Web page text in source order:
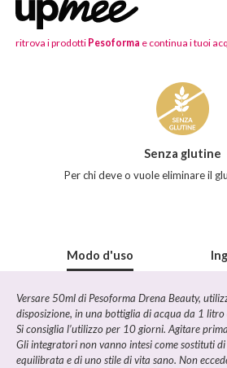
ritrova i prodotti Pesoforma e continua i tuoi
Caratteristiche
Senza glutine
Per chi deve o vuole eliminare il
Modo d'uso
Versare 50ml di Pesoforma Drena Beauty,
disposizione, in una bottiglia di acqua da 1
Si consiglia l’utilizzo per 10 giorni. Agitare
Gli integratori non vanno intesi come sostituti
equilibrata e di uno stile di vita sano. Non